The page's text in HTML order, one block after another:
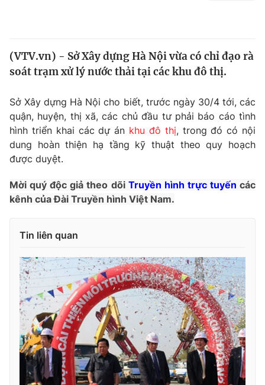
Y tế
Tin tức
Thế giới đó đây
Câu chuyện quốc tế
Kinh tế
Tài chính
Thị trường
Góc doanh nghiệp
Dữ liệu và đời sống
Truyền hình
Hậu trường
Nhân vật
Khán giả
Giải sao mai
Âm nhạc
Sao
Đời sống
Du lịch
Làm đẹp
Chất lượng cuộc sống
Giáo dục
Tuyển sinh
Học trực tuyến
Công nghệ
Hitech Công nghệ tương lai
Sản phẩm
Giao lưu trực tuyến
(VTV.vn) - Sở Xây dựng Hà Nội vừa có chỉ đạo rà
soát trạm xử lý nước thải tại các khu đô thị.
Sở Xây dựng Hà Nội cho biết, trước ngày 30/4 tới, các
quận, huyện, thị xã, các chủ đầu tư phải báo cáo tình
hình triển khai các dự án khu đô thị, trong đó có nội
dung hoàn thiện hạ tầng kỹ thuật theo quy hoạch
được duyệt.
Mời quý độc giả theo dõi Truyền hình trực tuyến các
kênh của Đài Truyền hình Việt Nam.
Tin liên quan